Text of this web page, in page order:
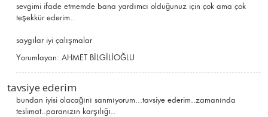
sevgimi ifade etmemde bana yardımcı olduğunuz için çok ama çok
teşekkür ederim..
saygılar iyi çalışmalar
Yorumlayan: AHMET BİLGİLİOĞLU
tavsiye ederim
bundan iyisi olacağını sanmıyorum...tavsiye ederim..zamanında
teslimat..paranızın karşılığı..